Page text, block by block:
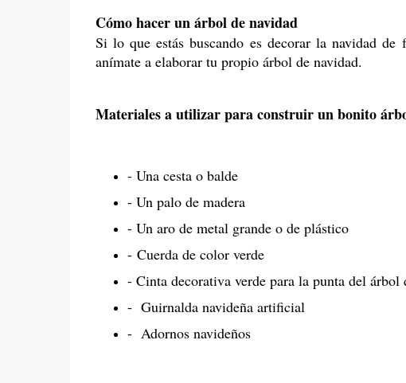
Cómo hacer un árbol de navidad
Si lo que estás buscando es decorar la navidad
anímate a elaborar tu propio árbol de navidad.
Materiales a utilizar para construir un bonito
- Una cesta o balde
- Un palo de madera
- Un aro de metal grande o de plástico
- Cuerda de color verde
- Cinta decorativa verde para la punta del árbol
- Guirnalda navideña artificial
- Adornos navideños